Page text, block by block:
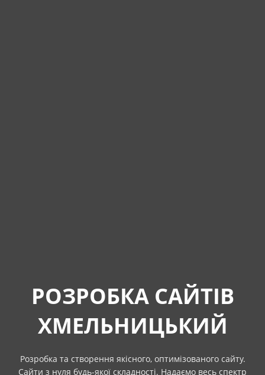
РОЗРОБКА САЙТІВ
ХМЕЛЬНИЦЬКИЙ
Розробка та створення якісного, оптимізованого сайту.
Сайти з нуля будь-якої складності. Надаємо весь спектр